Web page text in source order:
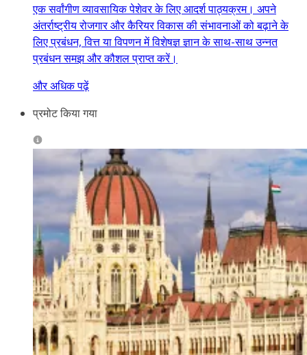
एक सर्वांगीण व्यावसायिक पेशेवर के लिए आदर्श पाठ्यक्रम। अपने
अंतर्राष्ट्रीय रोजगार और कैरियर विकास की संभावनाओं को बढ़ाने के
लिए प्रबंधन, वित्त या विपणन में विशेषज्ञ ज्ञान के साथ-साथ उन्नत
प्रबंधन समझ और कौशल प्राप्त करें।
और अधिक पढ़ें
प्रमोट किया गया